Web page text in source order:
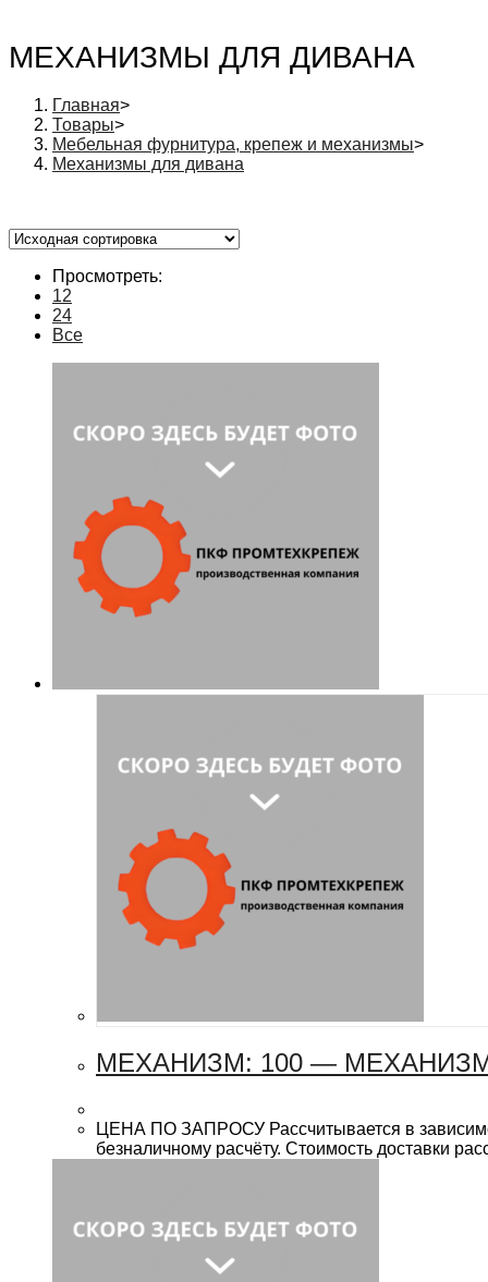
МЕХАНИЗМЫ ДЛЯ ДИВАНА
Главная>
Товары>
Мебельная фурнитура, крепеж и механизмы>
Механизмы для дивана
Просмотреть:
12
24
Все
МЕХАНИЗМ: 100 —
ЦЕНА ПО ЗАПРОСУ Рассчитывается в
безналичному расчёту. Стоимость доставки